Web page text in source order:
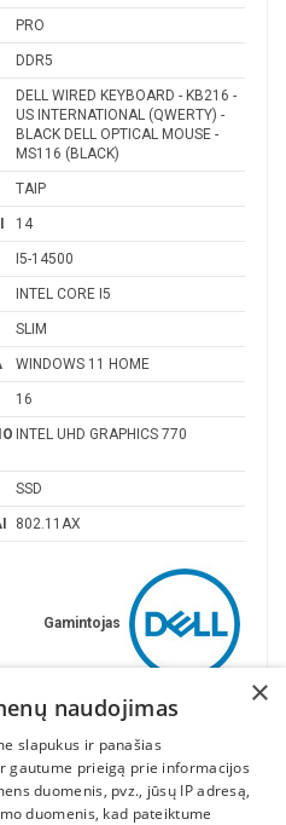
PRO
DDR5
DELL WIRED KEYBOARD - KB216 -
US INTERNATIONAL (QWERTY) -
BLACK DELL OPTICAL MOUSE -
MS116 (BLACK)
TAIP
14
I5-14500
INTEL CORE I5
SLIM
WINDOWS 11 HOME
16
INTEL UHD GRAPHICS 770
SSD
802.11AX
Gamintojas
×
naudojimas
slapukus ir panašias
gautume prieigą prie informacijos
duomenis, pvz., jūsų IP adresą,
duomenis, kad pateiktume